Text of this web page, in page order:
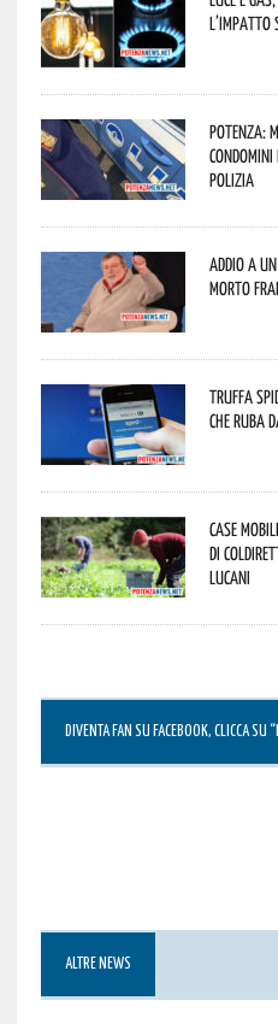
l’impatto
Potenza:
Polizia
Addio a
morto
Truffa
che ruba
Case
di
lucani
DIVENTA FAN SU FACEBOOK, CLICCA SU
ALTRE NEWS